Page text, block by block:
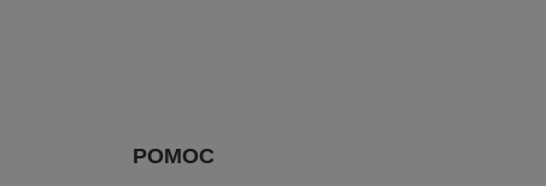
POMOC